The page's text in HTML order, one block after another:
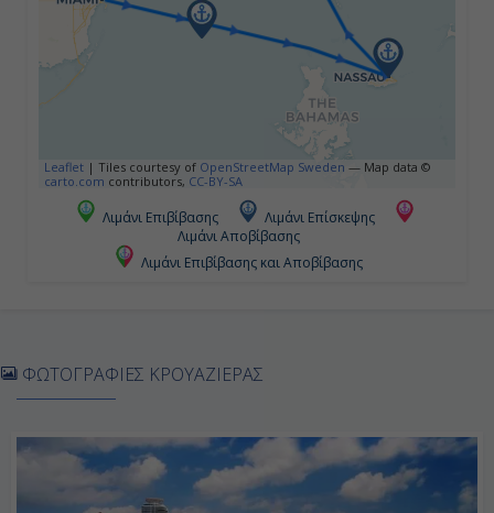
17:00
Μπίμινι, Μπαχάμες
07:00
Αποβίβαση
Leaflet | Tiles courtesy of OpenStreetMap Sweden — Map data ©
carto.com contributors, CC-BY-SA
Λιμάνι Επιβίβασης
Λιμάνι Επίσκεψης
Λιμάνι Αποβίβασης
Λιμάνι Επιβίβασης και Αποβίβασης
ΦΩΤΟΓΡΑΦΙΕΣ ΚΡΟΥΑΖΙΕΡΑΣ